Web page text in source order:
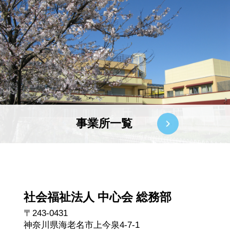
事業所一覧
社会福祉法人 中心会 総務部
〒243-0431
神奈川県海老名市上今泉4-7-1